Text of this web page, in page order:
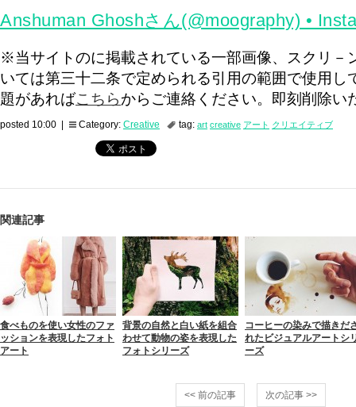
Anshuman Ghoshさん(@moography) •
※当サイトのに掲載されている一部画像、スクリ－
いては第三十二条で定められる引用の範囲で使用し
題があればこちらからご連絡ください。即刻削除い
posted 10:00 | Category: Creative tag: art creative アート クリエイティブ
関連記事
食べものを使い女性のファ
ッションを表現したフォト
アート
背景の自然と白い紙を組合
わせて動物の姿を表現した
フォトシリーズ
コーヒーの染みで描きだ
れたビジュアルアートシ
ーズ
<< 前の記事 次の記事 >>